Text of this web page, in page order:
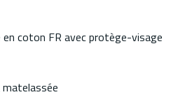
en coton FR avec protège-visage
matelassée